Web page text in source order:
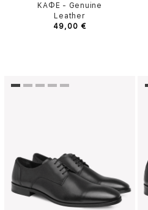
ΚΑΦΕ - Genuine
Leather
49,00 €